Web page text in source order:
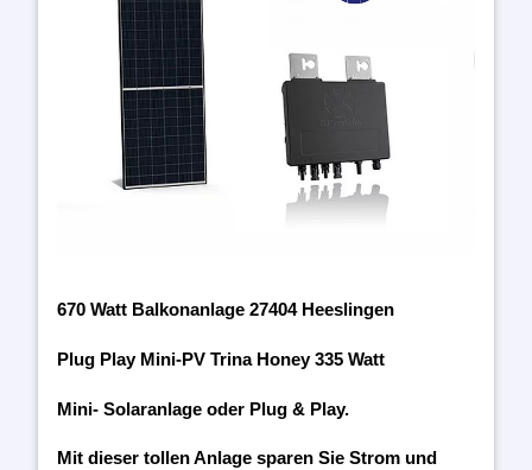
670 Watt Balkonanlage 27404 Heeslingen
Plug Play Mini-PV Trina Honey 335 Watt
Mini- Solaranlage oder Plug & Play.
Mit dieser tollen Anlage sparen Sie Strom und